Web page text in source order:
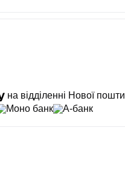
на відділенні Нової пошти
Моно банк А-банк